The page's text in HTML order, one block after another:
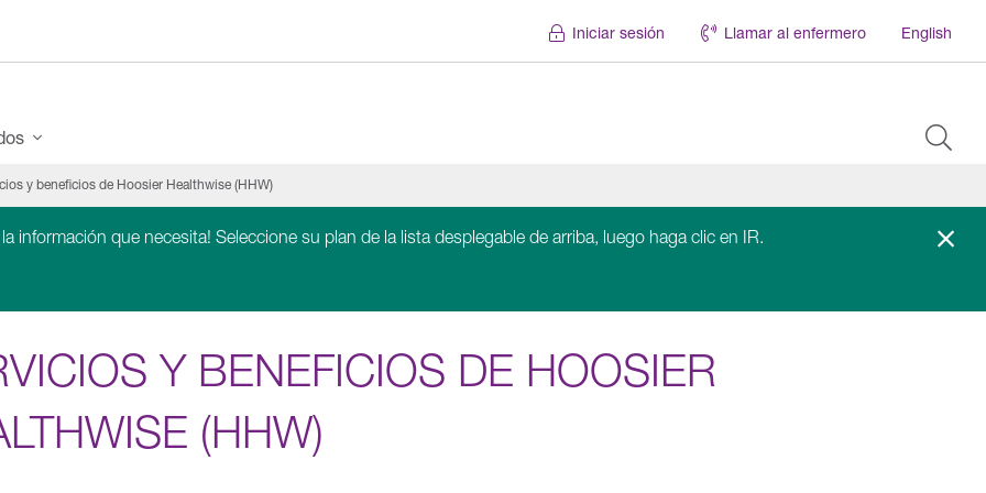
Iniciar sesión Llamar al enfermero English
y beneficios de Hoosier Healthwise (HHW)
información que necesita! Seleccione su plan de la lista desplegable de arriba, luego haga clic en IR.
Y BENEFICIOS DE HOOSIER
(HHW)